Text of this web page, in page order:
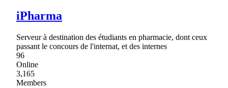
iPharma
Serveur à destination des étudiants en pharmacie, dont ceux
passant le concours de l'internat, et des internes
96
Online
3,165
Members